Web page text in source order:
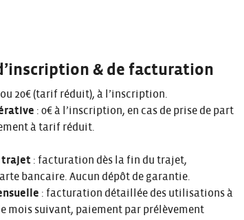
& de facturation
20€ (tarif réduit), à l’inscription.
: 0€ à l’inscription, en cas de prise de part
à tarif réduit.
trajet : facturation dès la fin du trajet,
bancaire. Aucun dépôt de garantie.
: facturation détaillée des utilisations à
mois suivant, paiement par prélèvement